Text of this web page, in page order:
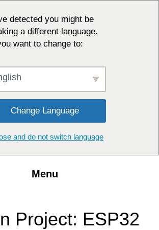
detected you might be
a different language.
want to change to:
Change Language
and do not switch language
Menu
Project: ESP32